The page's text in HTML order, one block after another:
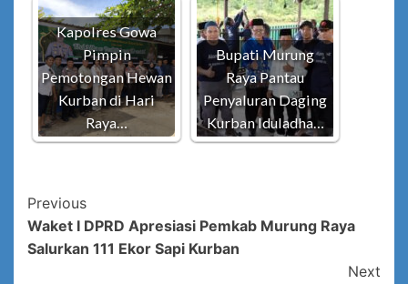
Kapolres Gowa
Pimpin
Pemotongan Hewan
Kurban di Hari
Raya…
Bupati Murung
Raya Pantau
Penyaluran Daging
Kurban Iduladha…
Post
Navigation
Previous
Waket I DPRD Apresiasi Pemkab Murung Raya
Salurkan 111 Ekor Sapi Kurban
Next